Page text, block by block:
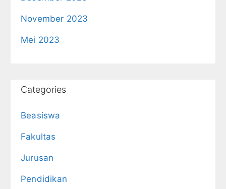
November 2023
Mei 2023
Categories
Beasiswa
Fakultas
Jurusan
Pendidikan